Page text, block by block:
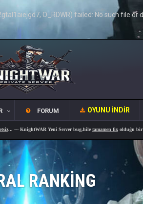
O_RDWR) failed: No such file or
FORUM OYUNU İNDIR
KnightWAR Yeni Server bug,hiletamamen fixolduğu bir server
RANKING